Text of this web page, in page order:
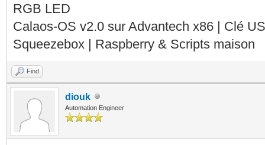
RGB LED
Calaos-OS v2.0 sur Advantech x86 | Clé
Squeezebox | Raspberry & Scripts maison
Find
diouk
Automation Engineer